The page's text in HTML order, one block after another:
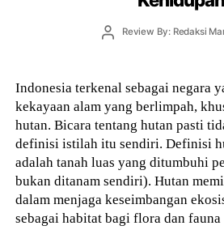
PostReview By: Redaksi
Indonesia terkenal sebagai negara
kekayaan alam yang berlimpah,
hutan. Bicara tentang hutan pasti
definisi istilah itu sendiri. Definisi
adalah tanah luas yang ditumbuhi
bukan ditanam sendiri). Hutan
dalam menjaga keseimbangan
sebagai habitat bagi flora dan